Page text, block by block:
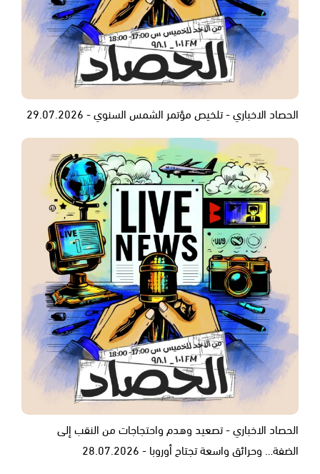
الحصاد الاخباري - تلخيص مؤتمر الشمس السنوي - 29.07.2026
الحصاد الاخباري - تصعيد وهدم واحتجاجات من النقب إلى
الضفة… وحرائق واسعة تجتاح أوروبا - 28.07.2026